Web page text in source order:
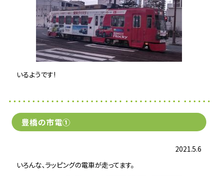
いるようです!
豊橋の市電①
2021.5.6
いろんな、ラッピングの電車が走ってます。